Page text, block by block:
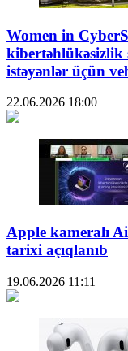
Women in
kibertəhlükəsizlik
istəyənlər üçün
22.06.2026 18:00
Apple kameralı
tarixi açıqlanıb
19.06.2026 11:11